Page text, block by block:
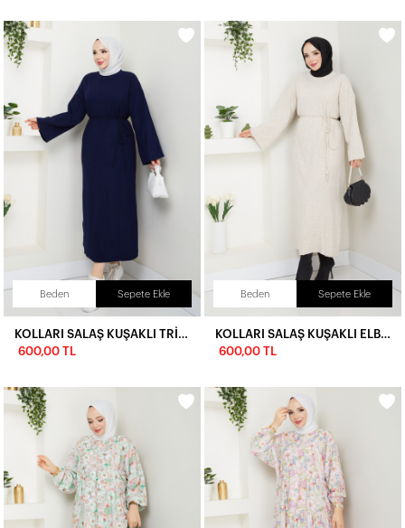
Beden Sepete Ekle
600,00 TL
Beden Sepete Ekle
600,00 TL